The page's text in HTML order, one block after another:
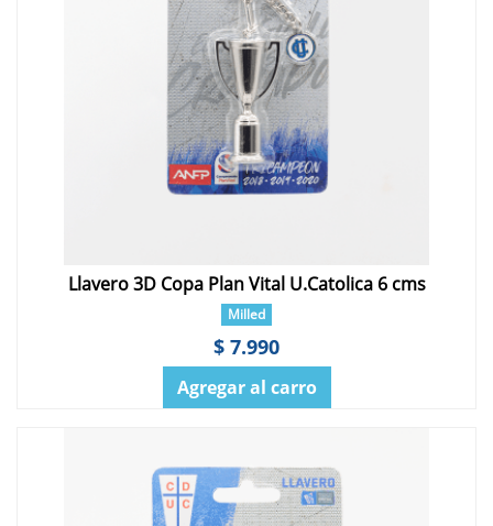
Llavero 3D Copa Plan Vital U.Catolica 6 cms
Milled
$ 7.990
Agregar al carro